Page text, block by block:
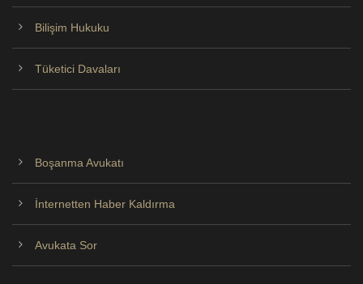
Bilişim Hukuku
Tüketici Davaları
Boşanma Avukatı
İnternetten Haber Kaldırma
Avukata Sor